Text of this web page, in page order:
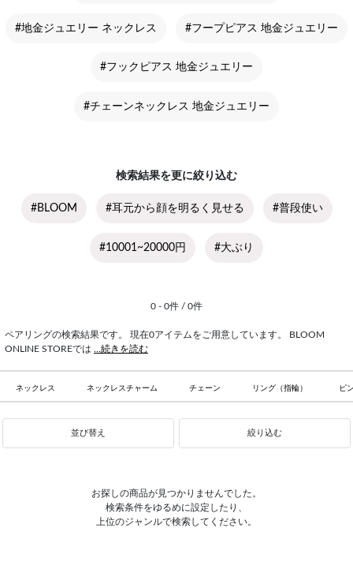
#地金ジュエリー ネックレス #フープピアス 地金ジュエリー
#フックピアス 地金ジュエリー
#チェーンネックレス 地金ジュエリー
検索結果を更に絞り込む
#BLOOM #耳元から顔を明るく見せる #普段使い
#10001~20000円 #大ぶり
0 - 0件 / 0件
ペアリングの検索結果です。 現在0アイテムをご用意しています。 BLOOM
ONLINE STOREでは ...続きを読む
ネックレス ネックレスチャーム チェーン リング（指輪） ピ
並び替え 絞り込む
お探しの商品が見つかりませんでした。
検索条件をゆるめに設定したり、
上位のジャンルで検索してください。